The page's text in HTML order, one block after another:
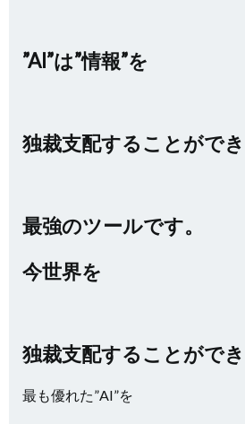
”AI”は”情報”を
独裁支配することがで
最強のツールです。
今世界を
独裁支配することができ
最も優れた”AI”を